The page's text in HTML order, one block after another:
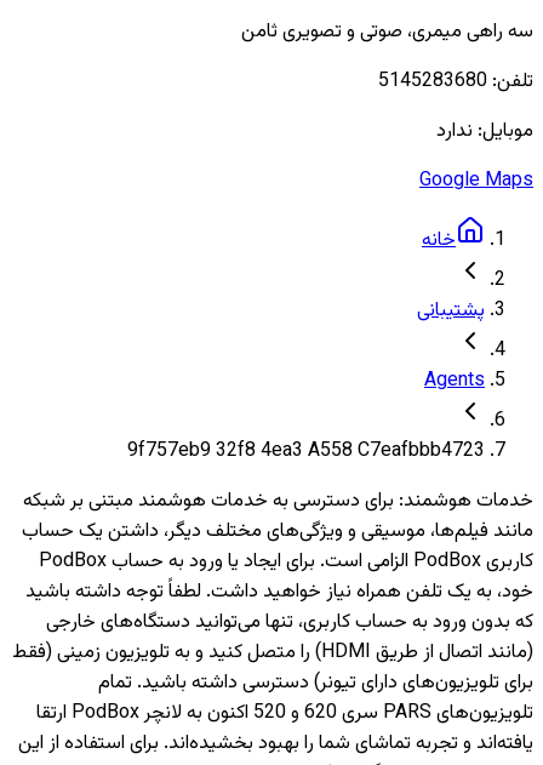
سه راهی میمری، صوتی و تصویری ثامن
تلفن: 5145283680
موبایل: ندارد
Google Maps
خانه
پشتیبانی
Agents
9f757eb9 32f8 4ea3 A558 C7eafbbb4723
خدمات هوشمند: برای دسترسی به خدمات هوشمند مبتنی بر شبکه
مانند فیلم‌ها، موسیقی و ویژگی‌های مختلف دیگر، داشتن یک حساب
کاربری PodBox الزامی است. برای ایجاد یا ورود به حساب PodBox
خود، به یک تلفن همراه نیاز خواهید داشت. لطفاً توجه داشته باشید
که بدون ورود به حساب کاربری، تنها می‌توانید دستگاه‌های خارجی
(مانند اتصال از طریق HDMI) را متصل کنید و به تلویزیون‌ زمینی (فقط
برای تلویزیون‌های دارای تیونر) دسترسی داشته باشید. تمام
تلویزیون‌های PARS سری 620 و 520 اکنون به لانچر PodBox ارتقا
یافته‌اند و تجربه تماشای شما را بهبود بخشیده‌اند. برای استفاده از این